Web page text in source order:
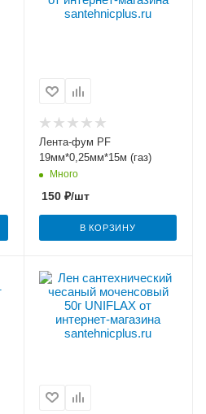
Лента-фум PF
19мм*0,25мм*15м (газ)
Много
150₽/шт
В КОРЗИНУ